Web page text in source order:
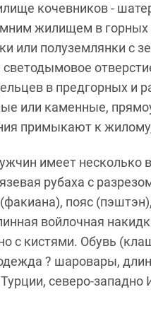
кочевников -
жилищем в горных
или полуземлянки с
в предгорных и
или каменные,
примыкают к
имеет несколько
рубаха с
пояс
войлочная
с кистями. Обувь
? шаровары,
северо-